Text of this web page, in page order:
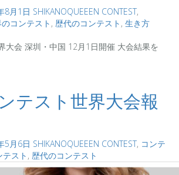
8月1日 SHIKANOQUEEEN CONTEST,
コンテスト , 歴代のコンテスト , 生き方
大会 深圳・中国 12月1日開催 大会結果を
テスト世界大会報
5月6日 SHIKANOQUEEEN CONTEST, コンテ
スト , 歴代のコンテスト